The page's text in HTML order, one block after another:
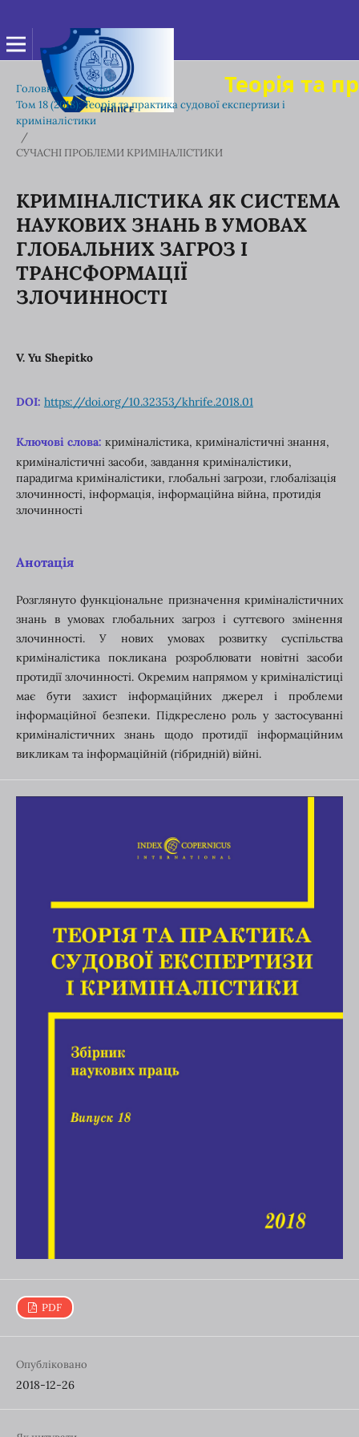
Теорія та
Головна / Архіви /
Том 18 (2018): Теорія та практика судової експертизи і
криміналістики
/
СУЧАСНІ ПРОБЛЕМИ КРИМІНАЛІСТИКИ
КРИМІНАЛІСТИКА ЯК СИСТЕМА
НАУКОВИХ ЗНАНЬ В УМОВАХ
ГЛОБАЛЬНИХ ЗАГРОЗ І
ТРАНСФОРМАЦІЇ
ЗЛОЧИННОСТІ
V. Yu Shepitko
DOI: https://doi.org/10.32353/khrife.2018.01
Ключові слова: криміналістика, криміналістичні знання,
криміналістичні засоби, завдання криміналістики,
парадигма криміналістики, глобальні загрози, глобалізація
злочинності, інформація, інформаційна війна, протидія
злочинності
Анотація
Розглянуто функціональне призначення криміналістичних
знань в умовах глобальних загроз і суттєвого змінення
злочинності. У нових умовах розвитку суспільства
криміналістика покликана розроблювати новітні засоби
протидії злочинності. Окремим напрямом у криміналістиці
має бути захист інформаційних джерел і проблеми
інформаційної безпеки. Підкреслено роль у застосуванні
криміналістичних знань щодо протидії інформаційним
викликам та інформаційній (гібридній) війні.
PDF
Опубліковано
2018-12-26